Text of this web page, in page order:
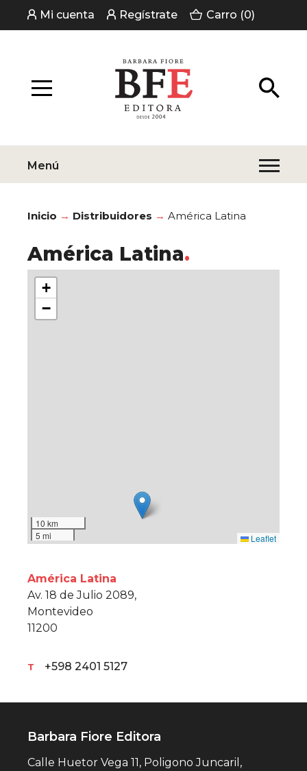
Mi cuenta Regístrate Carro (0)
Menú
Inicio Distribuidores América Latina
América Latina
+
−
10 km
5 mi
Leaflet
América Latina
Av. 18 de Julio 2089,
Montevideo
11200
T +598 2401 5127
Barbara Fiore Editora
Calle Huetor Vega 11, Poligono Juncaril,